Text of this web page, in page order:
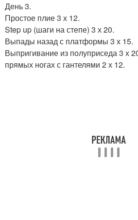
День 3.
Простое плие 3 х 12.
Step up (шаги на степе) 3 х 20.
Выпады назад с платформы 3 х 15.
Выпригивание из полуприседа 3 х
прямых ногах с гантелями 2 х 12.